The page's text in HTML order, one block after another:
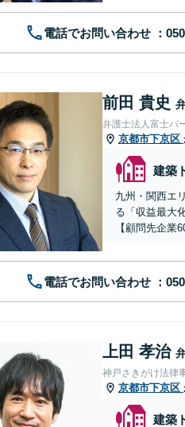
電話でお問い合わせ
前田 貴史
弁護士法人富士パ
京都市下京区
建築
九州・関西エ
る「収益最大
【顧問先企業
電話でお問い合わせ
上田 孝治
神戸さきがけ法律
京都市下京区
建築